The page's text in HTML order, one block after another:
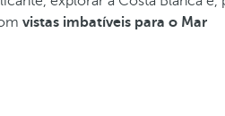
vistas imbatíveis para o Mar